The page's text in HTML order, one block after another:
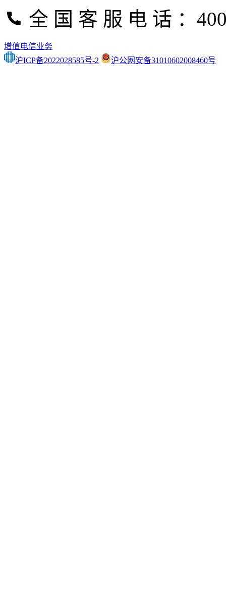
全 国 客 服 电 话 ：
增值电信业务
沪ICP备2022028585号-2
沪公网安备31010602008460号